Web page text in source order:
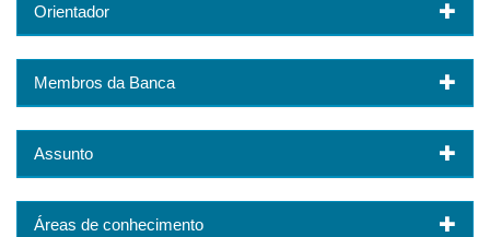
Orientador
Membros da Banca
Assunto
Áreas de conhecimento